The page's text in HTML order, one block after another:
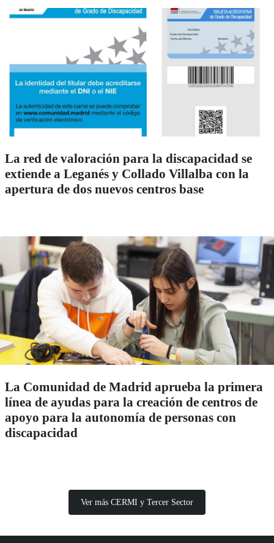
La red de valoración para la discapacidad se
extiende a Leganés y Collado Villalba con la
apertura de dos nuevos centros base
La Comunidad de Madrid aprueba la primera
línea de ayudas para la creación de centros de
apoyo para la autonomía de personas con
discapacidad
Ver más CERMI y Tercer Sector